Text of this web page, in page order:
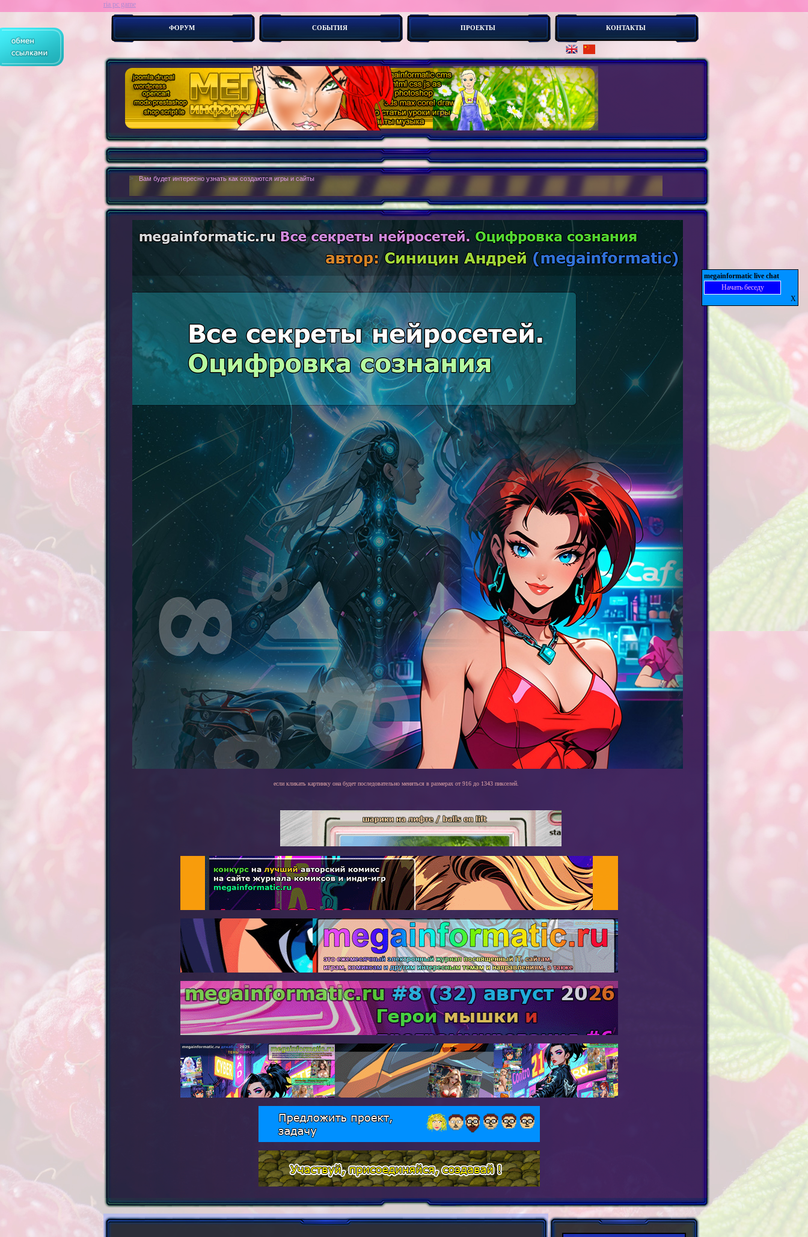
ФОРУМ СОБЫТИЯ ПРОЕКТЫ КОНТАКТЫ
ria pc game
> : Современные сайты - это бестелесные роботы. Новые -
если кликать картинку она будет последовательно меняться в размерах от 916 до 1343 пикселей.
megainformatic live chat
Начать беседу
X